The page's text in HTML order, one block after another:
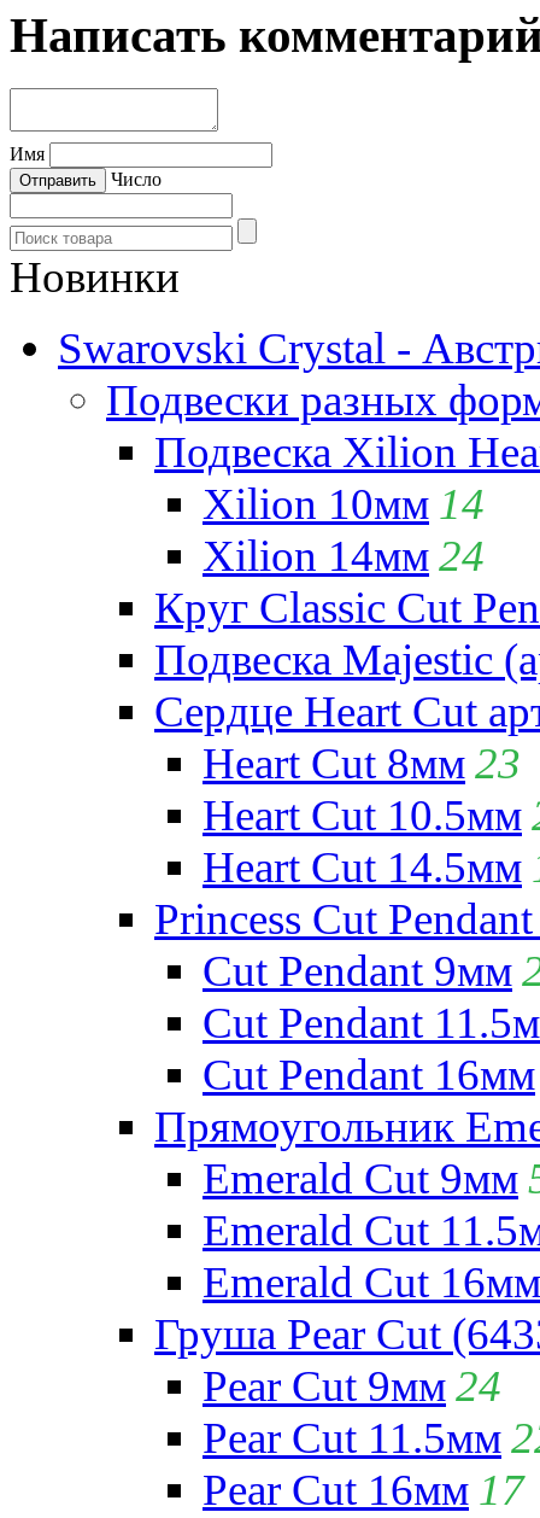
Написать
Имя
Число
Новинки
Swarovski Crystal -
Подвески разных
Подвеска Xilion
Xilion 10мм 14
Xilion 14мм24
Круг Classic Cut
Подвеска Majestic
Сердце Heart Cut
Heart Cut 8мм23
Heart Cut 10.5мм
Heart Cut 14.5мм
Princess Cut
Cut Pendant 9мм
Cut Pendant
Cut Pendant 16мм
Прямоугольник
Emerald Cut 9мм
Emerald Cut
Emerald Cut 16мм
Груша Pear Cut
Pear Cut 9мм24
Pear Cut 11.5мм
Pear Cut 16мм 17